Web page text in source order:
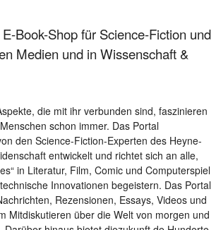
Book-Shop für Science-Fiction und
Medien und in Wissenschaft &
die mit ihr verbunden sind, faszinieren
schon immer. Das Portal
den Science-Fiction-Experten des Heyne-
entwickelt und richtet sich an alle,
in Literatur, Film, Comic und Computerspiel
Innovationen begeistern. Das Portal
Rezensionen, Essays, Videos und
Mitdiskutieren über die Welt von morgen und